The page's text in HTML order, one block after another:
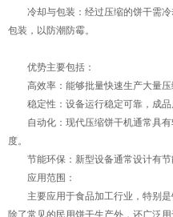
冷却与包装：经过压缩的饼干需冷
包装，以防潮防霉。
优势主要包括：
高效率：能够批量快速生产大量压
稳定性：设备运行稳定可靠，成品
自动化：现代压缩饼干机通常具有
度。
节能环保：新型设备通常设计有节
应用范围：
主要应用于食品加工行业，特别是
除了常见的民用饼干生产外，还广泛